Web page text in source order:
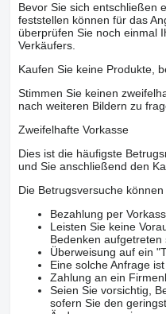
Bevor Sie sich entschließen
feststellen können für das
überprüfen Sie noch einmal
Verkäufers.
Kaufen Sie keine Produkte,
Stimmen Sie keinen
nach weiteren Bildern zu
Zweifelhafte Vorkasse
Dies ist die häufigste
und Sie anschließend den
Die Betrugsversuche
Bezahlung per
Leisten Sie keine
Bedenken aufgetreten
Überweisung auf ein
Eine solche Anfrage
Zahlung an ein
Seien Sie vorsichtig,
sofern Sie den